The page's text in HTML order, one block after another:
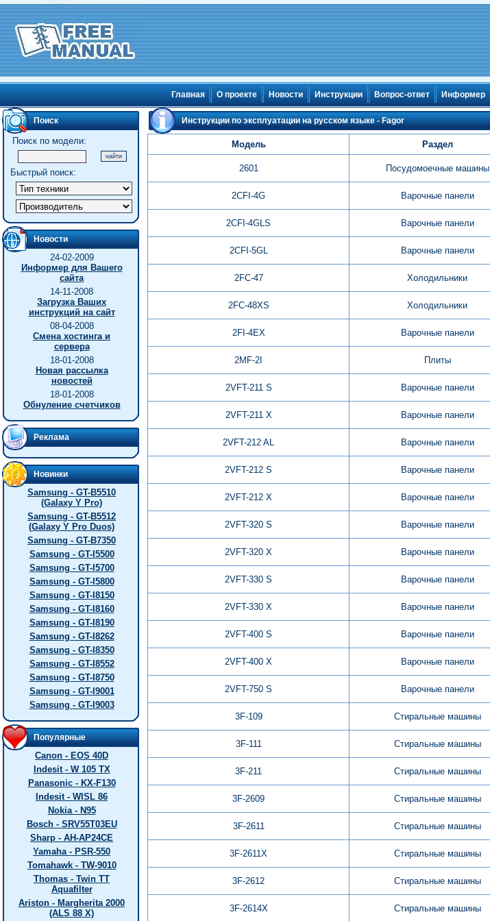
Главная О проекте Новости Инструкции Вопрос-ответ Информер
Поиск
Поиск по модели:
Быстрый поиск:
Новости
24-02-2009
Информер для Вашего
сайта
14-11-2008
Загрузка Ваших
инструкций на сайт
08-04-2008
Смена хостинга и
сервера
18-01-2008
Новая рассылка
новостей
18-01-2008
Обнуление счетчиков
Реклама
Новинки
Samsung - GT-B5510
(Galaxy Y Pro)
Samsung - GT-B5512
(Galaxy Y Pro Duos)
Samsung - GT-B7350
Samsung - GT-I5500
Samsung - GT-I5700
Samsung - GT-I5800
Samsung - GT-I8150
Samsung - GT-I8160
Samsung - GT-I8190
Samsung - GT-I8262
Samsung - GT-I8350
Samsung - GT-I8552
Samsung - GT-I8750
Samsung - GT-I9001
Samsung - GT-I9003
Популярные
Canon - EOS 40D
Indesit - W 105 TX
Panasonic - KX-F130
Indesit - WISL 86
Nokia - N95
Bosch - SRV55T03EU
Sharp - AH-AP24CE
Yamaha - PSR-550
Tomahawk - TW-9010
Thomas - Twin TT
Aquafilter
Ariston - Margherita 2000
(ALS 88 X)
Инструкции по эксплуатации на русском языке - Fagor
Модель Раздел
2601 Посудомоечные машины
2CFI-4G Варочные панели
2CFI-4GLS Варочные панели
2CFI-5GL Варочные панели
2FC-47 Холодильники
2FC-48XS Холодильники
2FI-4EX Варочные панели
2MF-2I Плиты
2VFT-211 S Варочные панели
2VFT-211 X Варочные панели
2VFT-212 AL Варочные панели
2VFT-212 S Варочные панели
2VFT-212 X Варочные панели
2VFT-320 S Варочные панели
2VFT-320 X Варочные панели
2VFT-330 S Варочные панели
2VFT-330 X Варочные панели
2VFT-400 S Варочные панели
2VFT-400 X Варочные панели
2VFT-750 S Варочные панели
3F-109 Стиральные машины
3F-111 Стиральные машины
3F-211 Стиральные машины
3F-2609 Стиральные машины
3F-2611 Стиральные машины
3F-2611X Стиральные машины
3F-2612 Стиральные машины
3F-2614X Стиральные машины